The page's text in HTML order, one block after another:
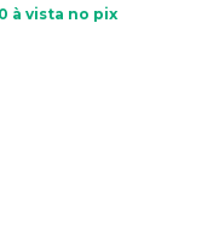
à vista no pix